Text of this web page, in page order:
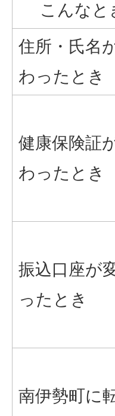
こんなと
住所・氏名
わったとき
健康保険証
わったとき
振込口座が
ったとき
南伊勢町に